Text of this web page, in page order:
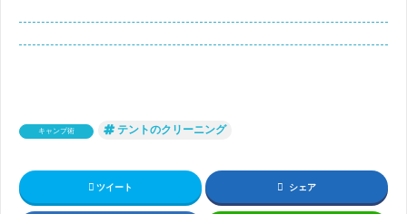
キャンプ術 テントのクリーニング
ツイート シェア